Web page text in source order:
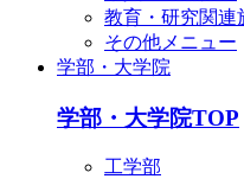
教育・研究関連
その他メニュー
学部・大学院
学部・大学院TOP
工学部